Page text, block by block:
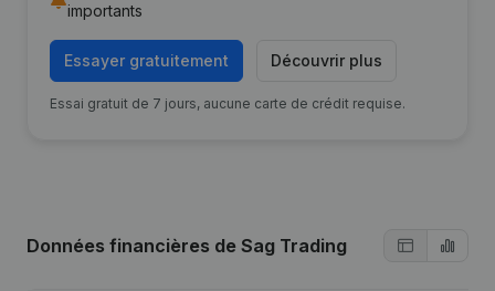
importants
Essayer gratuitement Découvrir plus
Essai gratuit de 7 jours, aucune carte de crédit requise.
Données financières de Sag Trading